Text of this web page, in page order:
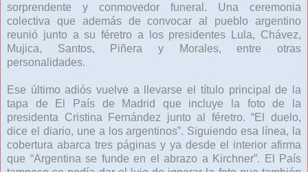
sorprendente y conmovedor funeral. Una ceremonia
colectiva que además de convocar al pueblo argentino
reunió junto a su féretro a los presidentes Lula, Chávez,
Mujica, Santos, Piñera y Morales, entre otras
personalidades.
Ese último adiós vuelve a llevarse el título principal de la
tapa de El País de Madrid que incluye la foto de la
presidenta Cristina Fernández junto al féretro. “El duelo,
dice el diario, une a los argentinos”. Siguiendo esa línea, la
cobertura abarca tres páginas y ya desde el interior afirma
que “Argentina se funde en el abrazo a Kirchner”. El País